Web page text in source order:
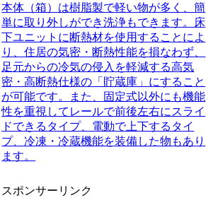
本体（箱）は樹脂製で軽い物が多く、簡
単に取り外しができ洗浄もできます。
床
下ユニットに断熱材を使用することによ
り、住居の気密・断熱性能を損なわず、
足元からの冷気の侵入を軽減する高気
密・高断熱仕様の「貯蔵庫」にすること
が可能です。
また、固定式以外にも機能
性を重視してレールで前後左右にスライ
ドできるタイプ、電動で上下するタイ
プ、冷凍・冷蔵機能を装備した物もあり
ます。
スポンサーリンク